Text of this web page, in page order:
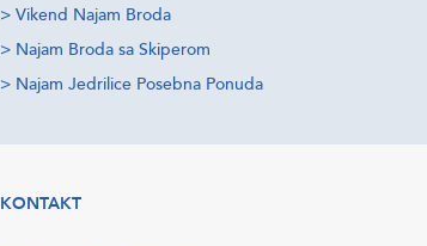
> Vikend Najam Broda
> Najam Broda sa Skiperom
> Najam Jedrilice Posebna Ponuda
KONTAKT